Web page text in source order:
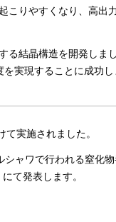
こりやすくなり、高出
る結晶構造を開発しま
実現することに成功し
実施されました。
ャワで行われる窒化
て発表します。